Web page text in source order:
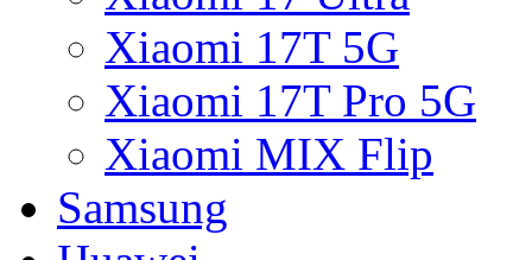
Xiaomi 17T 5G
Xiaomi 17T Pro 5G
Xiaomi MIX Flip
Samsung